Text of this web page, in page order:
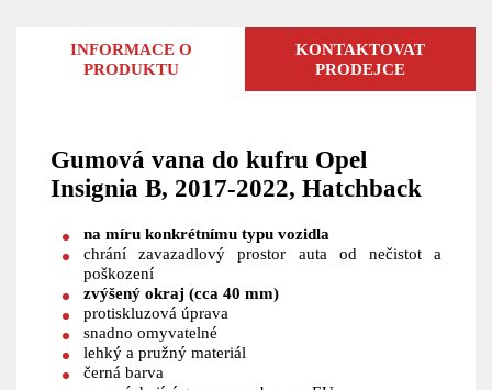
INFORMACE O
PRODUKTU
KONTAKTOVAT
PRODEJCE
Gumová vana do kufru Opel
Insignia B, 2017-2022, Hatchback
na míru konkrétnímu typu vozidla
chrání zavazadlový prostor auta od nečistot a
poškození
zvýšený okraj (cca 40 mm)
protiskluzová úprava
snadno omyvatelné
lehký a pružný materiál
černá barva